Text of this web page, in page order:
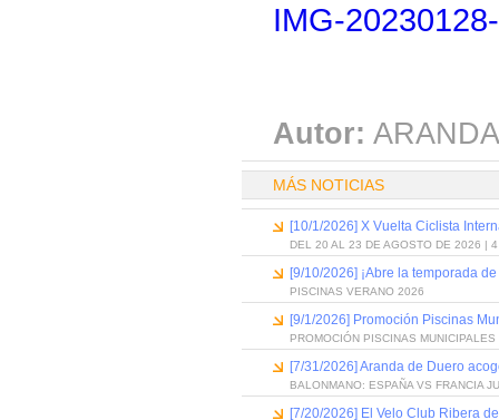
IMG-
Autor:
MÁS NOTICIAS
[10/1/2026] X Vuelta Ciclista
DEL 20 AL 23 DE AGOSTO DE 2026 | 4
[9/10/2026] ¡Abre la temporada
PISCINAS VERANO 2026
[9/1/2026] Promoción Piscinas
PROMOCIÓN PISCINAS
[7/31/2026] Aranda de Duero
BALONMANO: ESPAÑA VS FRANCIA
[7/20/2026] El Velo Club Ribera